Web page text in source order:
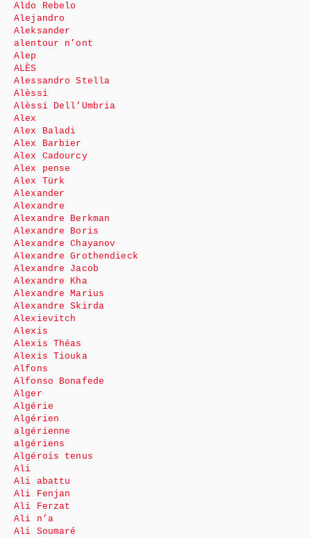
Aldo Rebelo
Alejandro
Aleksander
alentour n’ont
Alep
ALÈS
Alessandro Stella
Alèssi
Alèssi Dell’Umbria
Alex
Alex Baladi
Alex Barbier
Alex Cadourcy
Alex pense
Alex Türk
Alexander
Alexandre
Alexandre Berkman
Alexandre Boris
Alexandre Chayanov
Alexandre Grothendieck
Alexandre Jacob
Alexandre Kha
Alexandre Marius
Alexandre Skirda
Alexievitch
Alexis
Alexis Théas
Alexis Tiouka
Alfons
Alfonso Bonafede
Alger
Algérie
Algérien
algérienne
algériens
Algérois tenus
Ali
Ali abattu
Ali Fenjan
Ali Ferzat
Ali n’a
Ali Soumaré